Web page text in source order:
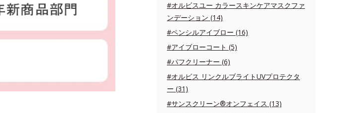
#オルビスユー カラースキンケアマスクファ
ンデーション (14)
#ペンシルアイブロー (16)
#アイブローコート (5)
#パフクリーナー (6)
#オルビス リンクルブライトUVプロテクタ
ー (31)
#サンスクリーン®オンフェイス (13)